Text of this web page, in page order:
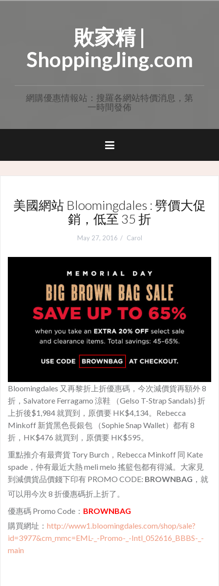
敗家精 |
ShoppingJing.com
網購優惠情報站：搜羅各網站特價消息，第
一時間發佈
美國網站 Bloomingdales : 劈價大促
銷，低至 35 折
May 27, 2016 Carol
Bloomingdales 又再黎折上折優惠碼，今次減價貨再額外 8
折，Salvatore Ferragamo 涼鞋 （Gelso T-Strap Sandals) 折
上折後$1,984 就買到，原價要 HK$4,134。Rebecca
Minkoff 新貨黑色長銀包 （Sophie Snap Wallet）都有 8
折，HK$476 就買到，原價要 HK$595。
重點推介有最齊貨 Tory Burch，Rebecca Minkoff 同 Kate
spade，仲有最近大熱 meli melo 搖籃包都有得減。大家見
到減價貨品價錢下印有 PROMO CODE: BROWNBAG ，就
可以用今次 8 折優惠碼折上折了。
優惠碼 Promo Code： BROWNBAG
購買網址： http://www1.bloomingdales.com/shop/sale?
id=3977&cm_mmc=EML-_-Promo-_-Intl_052616_BBBS-_-
main